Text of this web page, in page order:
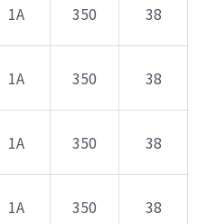
1A 350 38
1A 350 38
1A 350 38
1A 350 38